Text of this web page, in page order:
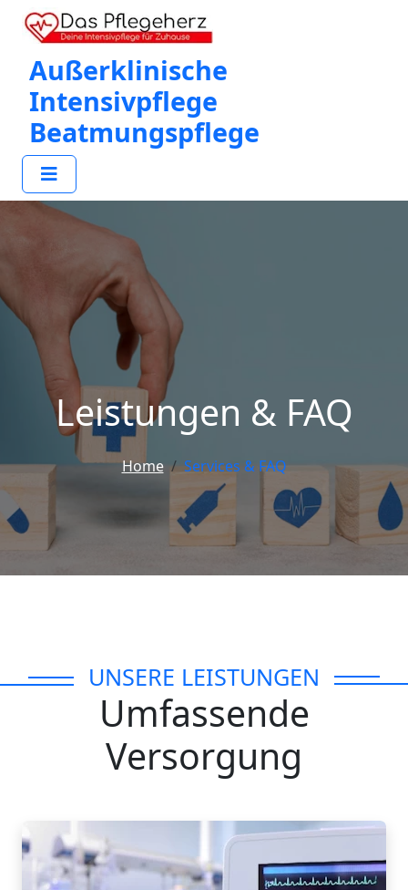
Außerklinische
Intensivpflege
Beatmungspflege
Leistungen & FAQ
Home Services & FAQ
UNSERE LEISTUNGEN
Umfassende
Versorgung